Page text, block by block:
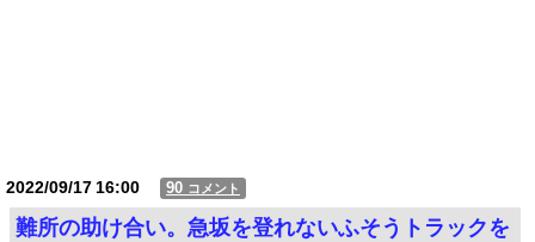
2022/09/1716:00 90 コメント
難所の助け合い。急坂を登れないふそうトラックを